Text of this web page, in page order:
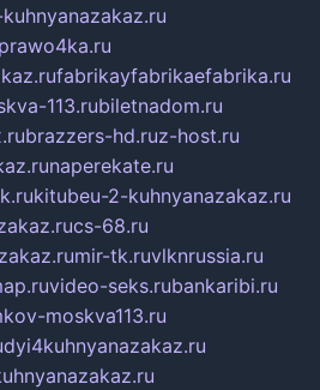
fabrikayfabrikaefabrika.ru
113.rubiletnadom.ru
brazzers-hd.ruz-host.ru
naperekate.ru
kitubeu-2-kuhnyanazakaz.ru
cs-68.ru
mir-tk.ruvlknrussia.ru
video-seks.rubankaribi.ru
moskva113.ru